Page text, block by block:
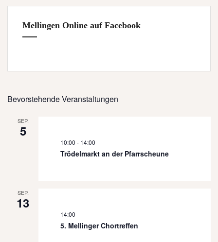
Mellingen Online auf Facebook
Bevorstehende Veranstaltungen
SEP.
5
10:00 - 14:00
Trödelmarkt an der Pfarrscheune
SEP.
13
14:00
5. Mellinger Chortreffen